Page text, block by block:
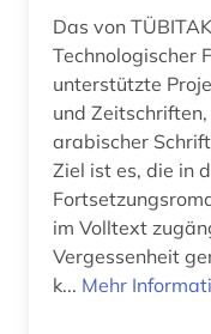
Das von
Technologischer
unterstützte
und
arabischer
Ziel ist es, die in
im Volltext
Vergessenheit
k... Mehr